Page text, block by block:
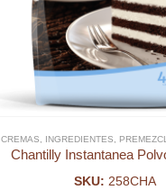
CREMAS INGREDIENTES
Chantilly Instantanea
SKU: 258CHA